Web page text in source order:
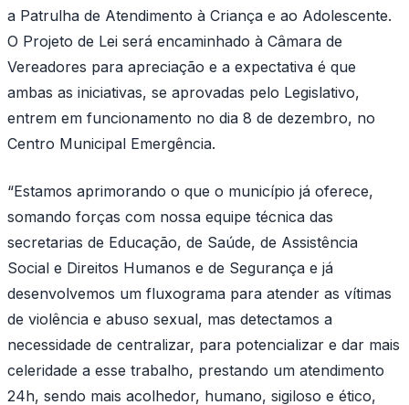
a Patrulha de Atendimento à Criança e ao Adolescente.
O Projeto de Lei será encaminhado à Câmara de
Vereadores para apreciação e a expectativa é que
ambas as iniciativas, se aprovadas pelo Legislativo,
entrem em funcionamento no dia 8 de dezembro, no
Centro Municipal Emergência.
“Estamos aprimorando o que o município já oferece,
somando forças com nossa equipe técnica das
secretarias de Educação, de Saúde, de Assistência
Social e Direitos Humanos e de Segurança e já
desenvolvemos um fluxograma para atender as vítimas
de violência e abuso sexual, mas detectamos a
necessidade de centralizar, para potencializar e dar mais
celeridade a esse trabalho, prestando um atendimento
24h, sendo mais acolhedor, humano, sigiloso e ético,